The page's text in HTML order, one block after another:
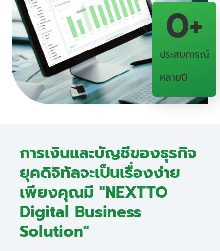
ประสบการณ์
หลายปี
0+
การเงินและบัญชีของธุรกิจ
ยุคดิจิทัลจะเป็นเรื่องง่าย
เพียงคุณมี "NEXTTO
Digital Business
Solution"